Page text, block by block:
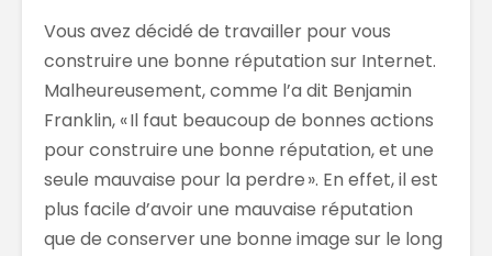
Vous avez décidé de travailler pourvous
construire une bonne réputation sur Internet.
Malheureusement, comme l’a dit Benjamin
Franklin, «Il faut beaucoup de bonnes actions
pour construire une bonne réputation, et une
seule mauvaise pour la perdre ». En effet, il est
plus facile d’avoir une mauvaise réputation
que de conserver une bonne image sur le long